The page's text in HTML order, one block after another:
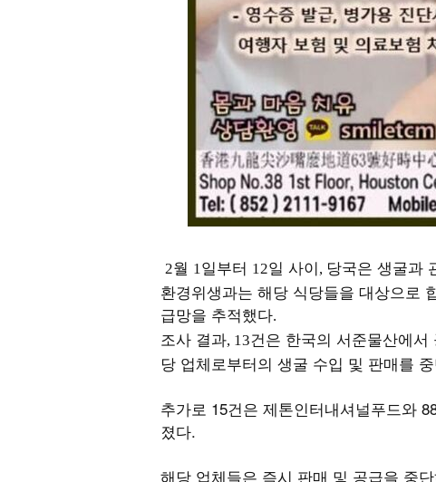
2월 1 일부터 12일 사이, 당국은 생굴과
환경위생과는 해당 식당들을 대상으로
급망을 추적했다.
조사 결과, 13건은 한국의 서준물산에
당 업체로부터의 생굴 수입 및 판매를
추가로 15건은 제톤인터내셔널푸드와
졌다.
해당 업체들은 즉시 판매 및 공급을 중